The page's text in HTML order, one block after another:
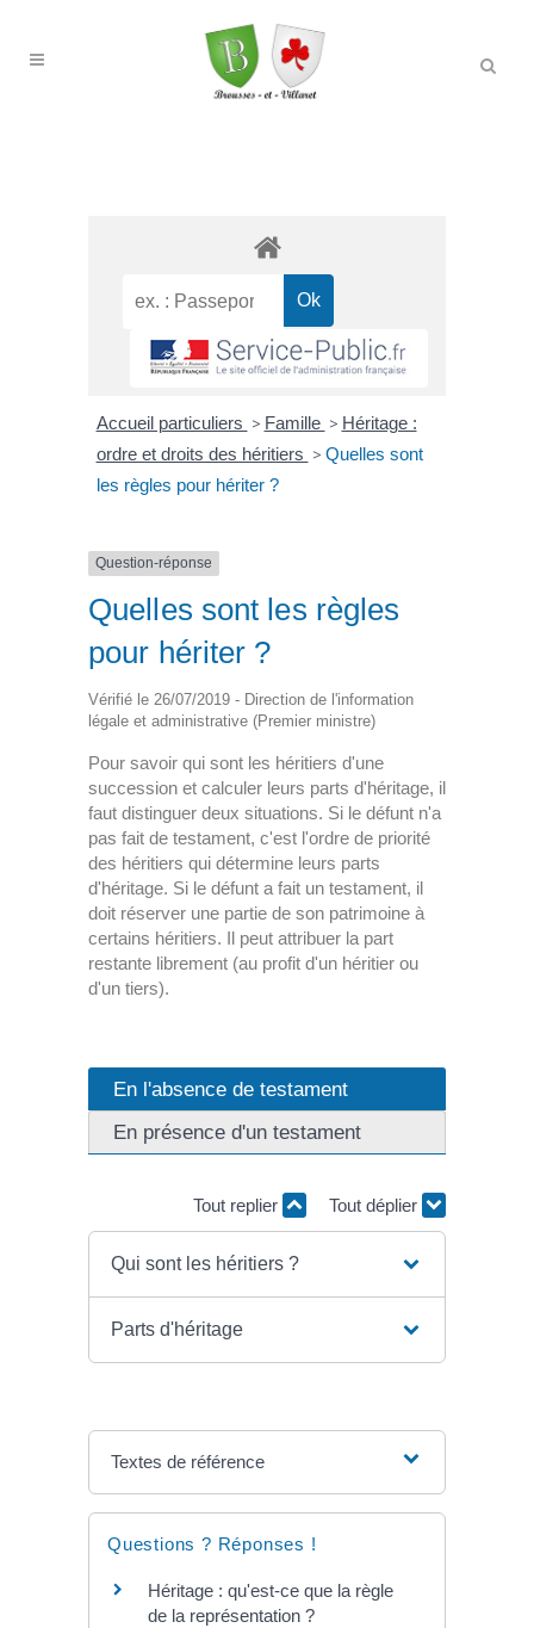
Accueil particuliers > Famille > Héritage :
ordre et droits des héritiers > Quelles sont
les règles pour hériter ?
Question-réponse
Quelles sont les règles
pour hériter ?
Vérifié le 26/07/2019 - Direction de l'information
légale et administrative (Premier ministre)
Pour savoir qui sont les héritiers d'une
succession et calculer leurs parts d'héritage, il
faut distinguer deux situations. Si le défunt n'a
pas fait de testament, c'est l'ordre de priorité
des héritiers qui détermine leurs parts
d'héritage. Si le défunt a fait un testament, il
doit réserver une partie de son patrimoine à
certains héritiers. Il peut attribuer la part
restante librement (au profit d'un héritier ou
d'un tiers).
En l'absence de testament
En présence d'un testament
Tout replier Tout déplier
Qui sont les héritiers ?
Parts d'héritage
Textes de référence
Questions ? Réponses !
Héritage : qu'est-ce que la règle
de la représentation ?